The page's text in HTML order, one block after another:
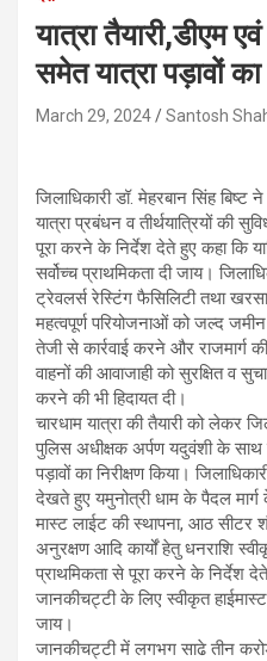
यात्रा तैयारी,डीएम
समेत यात्रा पड़ावों
March 29, 2024 Santosh
जिलाधिकारी डॉ. मेहरबान सिंह बिष्ट
यात्रा प्रबंधन व तीर्थयात्रियों की
पूरा करने के निर्देश देते हुए कहा कि
सर्वोच्च प्राथमिकता दी जाय।
ट्रेवलर्स रेस्टिंग फैसिलिटी तथा
महत्वपूर्ण परियोजनाओं को जल्द
तेजी से कार्रवाई करने और राजमार्ग
वाहनों की आवाजाही को सुरक्षित व
करने की भी हिदायत दी।
चारधाम यात्रा की तैयारी को लेकर
पुलिस अधीक्षक अर्पण यदुवंशी के साथ
पड़ावों का निरीक्षण किया।
देखते हुए यमुनोत्री धाम के पैदल
मास्ट लाईट की स्थापना, आठ सीटर
अनुरक्षण आदि कार्यों हेतु धनराशि
प्राथमिकता से पूरा करने के निर्देश
जानकीचट्टी के लिए स्वीकृत
जाय।
जानकीचट्टी में लगभग साढे तीन